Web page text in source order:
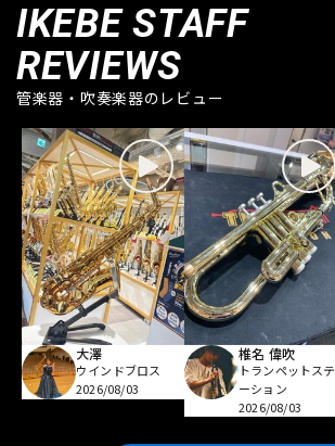
IKEBE STAFF
REVIEWS
管楽器・吹奏楽器のレビュー
大澤
ウインドブロス
2026/08/03
椎名 偉吹
トランペットステ
ーション
2026/08/03